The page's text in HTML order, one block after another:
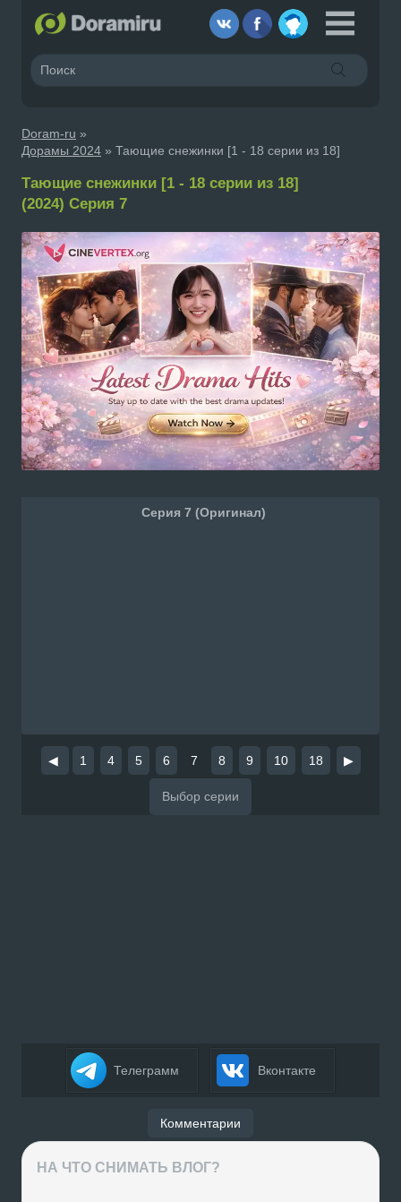
Doram-ru »
Дорамы 2024 » Тающие снежинки [1 - 18 серии из 18]
Тающие снежинки [1 - 18 серии из 18]
(2024) Серия 7
Серия 7 (Оригинал)
◀ 1 4 5 6 7 8 9 10 18 ▶
Телеграмм Вконтакте
Комментарии
НА ЧТО СНИМАТЬ ВЛОГ?